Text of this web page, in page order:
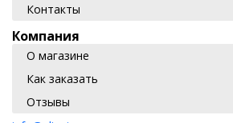
Контакты
Компания
О магазине
Как заказать
Отзывы